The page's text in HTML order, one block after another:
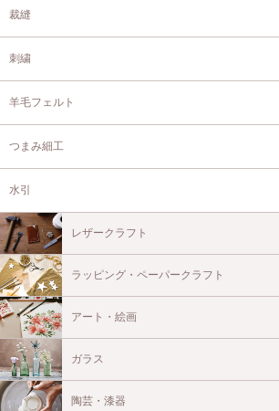
裁縫
刺繍
羊毛フェルト
つまみ細工
水引
レザークラフト
ラッピング・ペーパークラフト
アート・絵画
ガラス
陶芸・漆器